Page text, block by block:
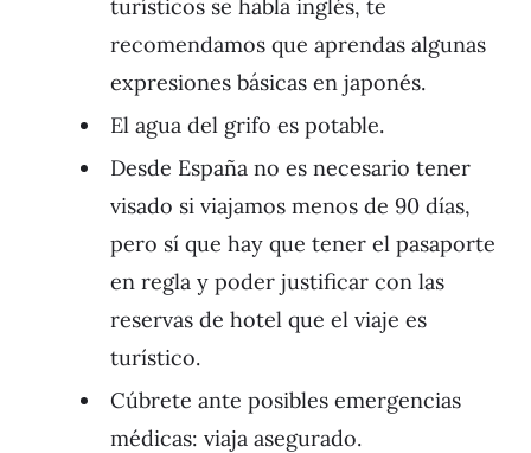
turísticos se habla inglés, te
recomendamos que aprendas algunas
expresiones básicas en japonés.
El agua del grifo es potable.
Desde España no es necesario tener
visado si viajamos menos de 90 días,
pero sí que hay que tener el pasaporte
en regla y poder justificar con las
reservas de hotel que el viaje es
turístico.
Cúbrete ante posibles emergencias
médicas: viaja asegurado.